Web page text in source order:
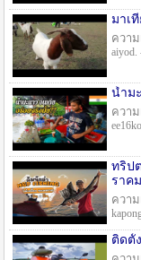
มาเ
ความ
aiyod.
น้ำม
ความ
ทริป
ราค
ความ
ติดตั้